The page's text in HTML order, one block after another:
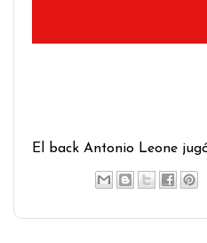
El back Antonio Leone